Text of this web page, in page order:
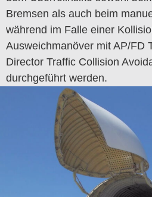
Bremsen als auch beim
während im Falle einer
Ausweichmanöver mit AP/FD
Director Traffic Collision
durchgeführt werden.